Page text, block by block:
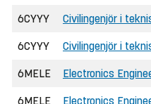
6CYYY Civilingenjör i
6CYYY Civilingenjör i
6MELE Electronics
6MELE Electronics